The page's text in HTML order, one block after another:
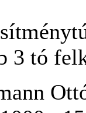
3 tó